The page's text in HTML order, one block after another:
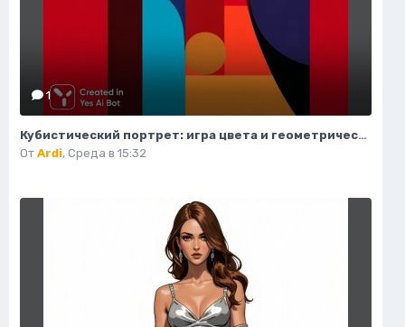
1
Кубистический портрет: игра цвета и геометрических форм. Нейросеть Midjourney
От Ardi, Среда в 15:32